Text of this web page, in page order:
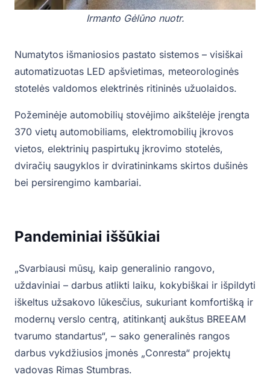
Irmanto Gėlūno nuotr.
Numatytos išmaniosios pastato sistemos – visiškai
automatizuotas LED apšvietimas, meteorologinės
stotelės valdomos elektrinės ritininės užuolaidos.
Požeminėje automobilių stovėjimo aikštelėje įrengta
370 vietų automobiliams, elektromobilių įkrovos
vietos, elektrinių paspirtukų įkrovimo stotelės,
dviračių saugyklos ir dviratininkams skirtos dušinės
bei persirengimo kambariai.
Pandeminiai iššūkiai
„Svarbiausi mūsų, kaip generalinio rangovo,
uždaviniai – darbus atlikti laiku, kokybiškai ir išpildyti
iškeltus užsakovo lūkesčius, sukuriant komfortišką ir
modernų verslo centrą, atitinkantį aukštus BREEAM
tvarumo standartus“, – sako generalinės rangos
darbus vykdžiusios įmonės „Conresta“ projektų
vadovas Rimas Stumbras.